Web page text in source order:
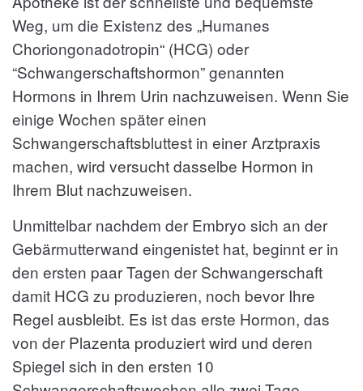
Weg, um die Existenz des „Humanes
Choriongonadotropin“ (HCG) oder
“Schwangerschaftshormon” genannten
Hormons in Ihrem Urin nachzuweisen. Wenn Sie
einige Wochen später einen
Schwangerschaftsbluttest in einer Arztpraxis
machen, wird versucht dasselbe Hormon in
Ihrem Blut nachzuweisen.
Unmittelbar nachdem der Embryo sich an der
Gebärmutterwand eingenistet hat, beginnt er in
den ersten paar Tagen der Schwangerschaft
damit HCG zu produzieren, noch bevor Ihre
Regel ausbleibt. Es ist das erste Hormon, das
von der Plazenta produziert wird und deren
Spiegel sich in den ersten 10